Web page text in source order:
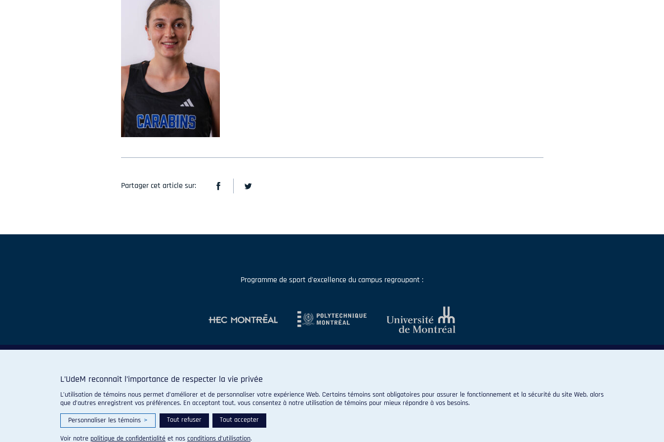
Partager cet article sur:
Programme de sport d'excellence du campus regroupant :
© 2026 Carabins de l'Université de Montréal. Tous droits réservés.
L’UdeM reconnaît l’importance de respecter la vie privée
L’utilisation de témoins nous permet d’améliorer et de personnaliser votre expérience Web. Certains témoins sont obligatoires pour assurer le fonctionnement et la sécurité du site Web, alors
que d’autres enregistrent vos préférences. En acceptant tout, vous consentez à notre utilisation de témoins pour mieux répondre à vos besoins.
Personnaliser les témoins > Tout refuser Tout accepter
Voir notre politique de confidentialité et nos conditions d’utilisation.